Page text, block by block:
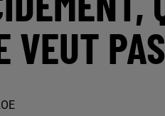
VEUT